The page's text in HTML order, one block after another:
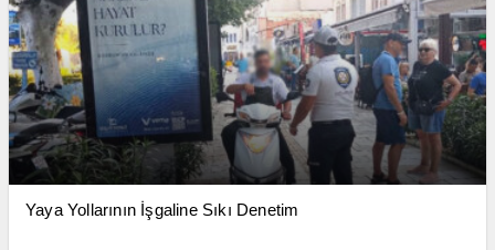
Yaya Yollarının İşgaline Sıkı Denetim